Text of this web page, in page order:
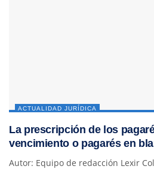
ACTUALIDAD JURÍDICA
La prescripción de los
vencimiento o pagarés en
Autor: Equipo de redacción Lexir